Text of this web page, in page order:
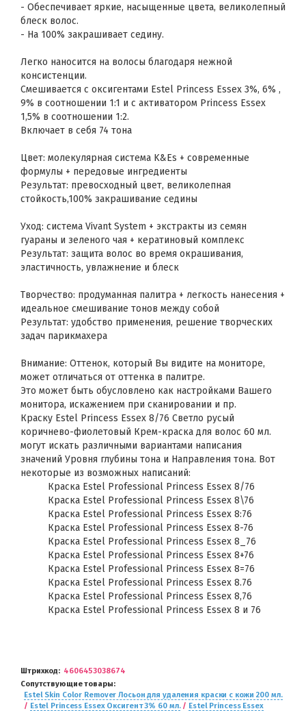
- Обеспечивает яркие, насыщенные цвета, великолепный
блеск волос.
- На 100% закрашивает седину.
Легко наносится на волосы благодаря нежной
консистенции.
Смешивается с оксигентами Estel Princess Essex 3%, 6% ,
9% в соотношении 1:1 и с активатором Princess Essex
1,5% в соотношении 1:2.
Включает в себя 74 тона
Цвет: молекулярная система K&Es + современные
формулы + передовые ингредиенты
Результат: превосходный цвет, великолепная
стойкость,100% закрашивание седины
Уход: система Vivant System + экстракты из семян
гуараны и зеленого чая + кератиновый комплекс
Результат: защита волос во время окрашивания,
эластичность, увлажнение и блеск
Творчество: продуманная палитра + легкость нанесения +
идеальное смешивание тонов между собой
Результат: удобство применения, решение творческих
задач парикмахера
Внимание: Оттенок, который Вы видите на мониторе,
может отличаться от оттенка в палитре.
Это может быть обусловлено как настройками Вашего
монитора, искажением при сканировании и пр.
Краску Estel Princess Essex 8/76 Светло русый
коричнево-фиолетовый Крем-краска для волос 60 мл.
могут искать различными вариантами написания
значений Уровня глубины тона и Направления тона. Вот
некоторые из возможных написаний:
Краска Estel Professional Princess Essex 8/76
Краска Estel Professional Princess Essex 8\76
Краска Estel Professional Princess Essex 8:76
Краска Estel Professional Princess Essex 8-76
Краска Estel Professional Princess Essex 8_76
Краска Estel Professional Princess Essex 8+76
Краска Estel Professional Princess Essex 8=76
Краска Estel Professional Princess Essex 8.76
Краска Estel Professional Princess Essex 8,76
Краска Estel Professional Princess Essex 8 и 76
Штрихкод
4606453038674
Сопутствующие товары
Estel Skin Color Remover Лосьон для удаления краски с кожи 200 мл.
/ Estel Princess Essex Оксигент 3% 60 мл./ Estel Princess Essex